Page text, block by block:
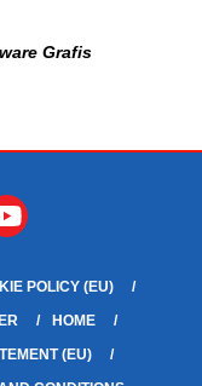
Grafis
POLICY (EU)
HOME
(EU)